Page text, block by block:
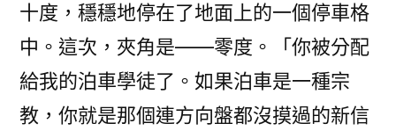
十度，穩穩地停在了地面上的一個停車格
中。這次，夾角是——零度。「你被分配
給我的泊車學徒了。如果泊車是一種宗
教，你就是那個連方向盤都沒摸過的新信